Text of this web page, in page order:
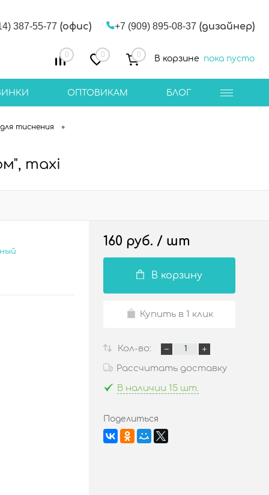
387-55-77 (офис) +7 (909) 895-08-37 (дизайнер)
0 0 0 В корзине пока пусто
ОПТОВИКАМ БЛОГ
тиснения •
maxi
160 руб. / шт
В корзину
Купить в 1 клик
Кол-во:
Рассчитать доставку
В наличии 15 шт.
Поделиться